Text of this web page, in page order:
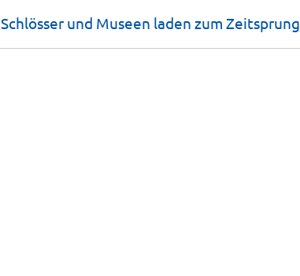
Schlösser und Museen laden zum Zeitsprung